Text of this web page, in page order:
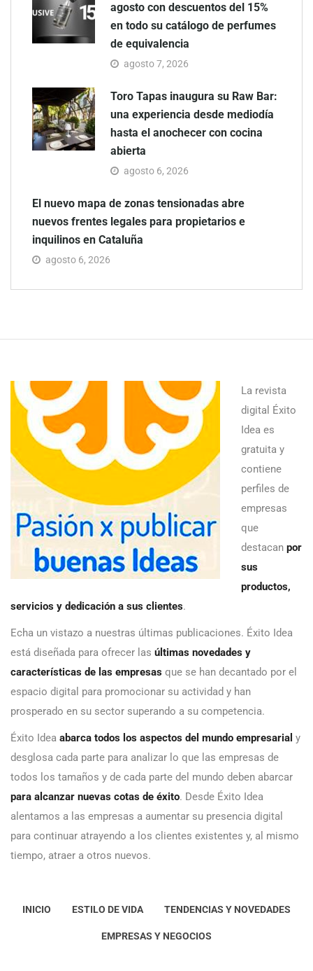
agosto con descuentos del 15%
en todo su catálogo de perfumes
de equivalencia
agosto 7, 2026
Toro Tapas inaugura su Raw Bar:
una experiencia desde mediodía
hasta el anochecer con cocina
abierta
agosto 6, 2026
El nuevo mapa de zonas tensionadas abre
nuevos frentes legales para propietarios e
inquilinos en Cataluña
agosto 6, 2026
La revista
digital Éxito
Idea es
gratuita y
contiene
perfiles de
empresas
que
destacan por
sus
productos,
servicios y dedicación a sus clientes.
Echa un vistazo a nuestras últimas publicaciones. Éxito Idea
está diseñada para ofrecer las últimas novedades y
características de las empresas que se han decantado por el
espacio digital para promocionar su actividad y han
prosperado en su sector superando a su competencia.
Éxito Idea abarca todos los aspectos del mundo empresarial y
desglosa cada parte para analizar lo que las empresas de
todos los tamaños y de cada parte del mundo deben abarcar
para alcanzar nuevas cotas de éxito. Desde Éxito Idea
alentamos a las empresas a aumentar su presencia digital
para continuar atrayendo a los clientes existentes y, al mismo
tiempo, atraer a otros nuevos.
INICIO ESTILO DE VIDA TENDENCIAS Y NOVEDADES
EMPRESAS Y NEGOCIOS